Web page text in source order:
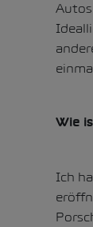
Wie
Ich